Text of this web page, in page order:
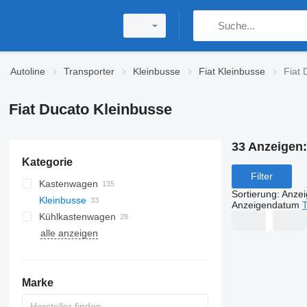
Autoline Transporter Kleinbusse Fiat Kleinbusse Fiat
Fiat Ducato Kleinbusse
Kategorie
Kastenwagen
Kleinbusse
Kühlkastenwagen
alle anzeigen
Marke
33 Anzeigen:
Filter
Sortierung:
Anzeigendatum